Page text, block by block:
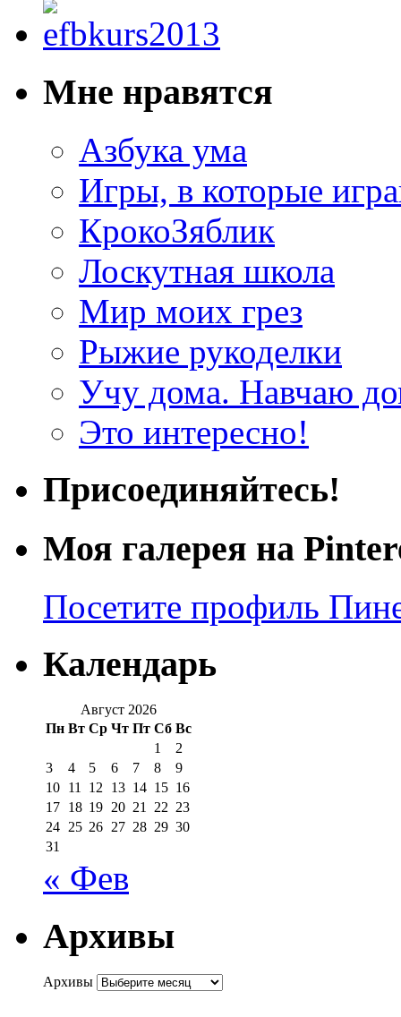
Мне нравятся
Азбука ума
Игры, в которые
КрокоЗяблик
Лоскутная школа
Мир моих грез
Рыжие рукоделки
Учу дома. Навчаю
Это интересно!
Присоединяйтесь!
Моя галерея на
Посетите профиль
Календарь
Август 2026
Пн Вт Ср Чт Пт Сб Вс
1
2
3
4 5 6 7 8
9
10 11 12 13 14 15 16
17 18 19 20 21 22 23
24 25 26 27 28 29 30
31
« Фев
Архивы
Архивы